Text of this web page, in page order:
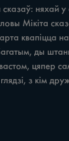
сказаў:
Мікіта
квапіцца
ды
цяпер
з кім